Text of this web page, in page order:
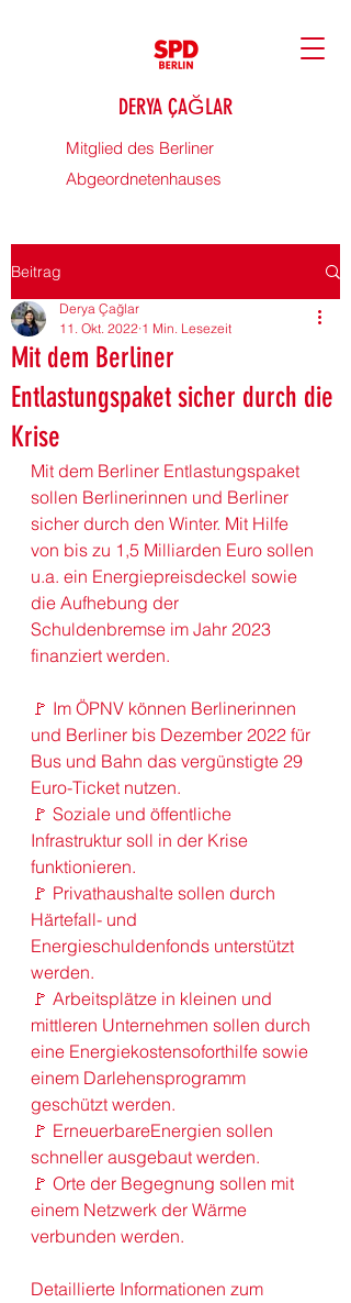
DERYA ÇAĞLAR
Mitglied des Berliner
Abgeordnetenhauses
Beitrag
Mit dem Berliner
Entlastungspaket sicher durch die
Krise
Derya Çağlar
11. Okt. 2022 1 Min. Lesezeit
Mit dem Berliner Entlastungspaket
sollen Berlinerinnen und Berliner
sicher durch den Winter. Mit Hilfe
von bis zu 1,5 Milliarden Euro sollen
u.a. ein Energiepreisdeckel sowie
die Aufhebung der
Schuldenbremse im Jahr 2023
finanziert werden.
🚩 Im ÖPNV können Berlinerinnen
und Berliner bis Dezember 2022 für
Bus und Bahn das vergünstigte 29
Euro-Ticket nutzen.
🚩 Soziale und öffentliche
Infrastruktur soll in der Krise
funktionieren.
🚩 Privathaushalte sollen durch
Härtefall- und
Energieschuldenfonds unterstützt
werden.
🚩 Arbeitsplätze in kleinen und
mittleren Unternehmen sollen durch
eine Energiekostensoforthilfe sowie
einem Darlehensprogramm
geschützt werden.
🚩 ErneuerbareEnergien sollen
schneller ausgebaut werden.
🚩 Orte der Begegnung sollen mit
einem Netzwerk der Wärme
verbunden werden.
Detaillierte Informationen zum